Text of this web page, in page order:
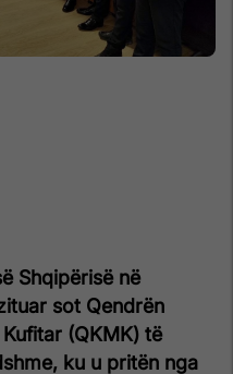
Shqipërisë në
sot Qendrën
(QKMK) të
ku u pritën nga